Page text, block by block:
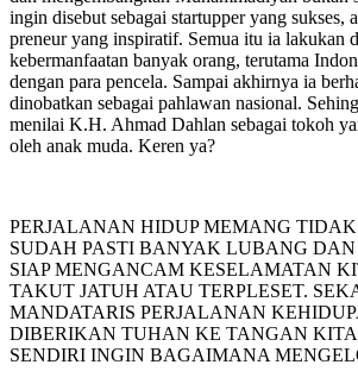
ingin disebut sebagai startupper yang sukses,
preneur yang inspiratif. Semua itu ia lakukan
kebermanfaatan banyak orang, terutama
dengan para pencela. Sampai akhirnya ia
dinobatkan sebagai pahlawan nasional.
menilai K.H. Ahmad Dahlan sebagai tokoh
oleh anak muda. Keren ya?
PERJALANAN HIDUP MEMANG
SUDAH PASTI BANYAK LUBANG
SIAP MENGANCAM KESELAMATAN
TAKUT JATUH ATAU TERPLESET.
MANDATARIS PERJALANAN
DIBERIKAN TUHAN KE TANGAN
SENDIRI INGIN BAGAIMANA